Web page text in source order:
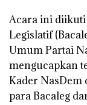
Acara ini diikuti
Legislatif
Umum Partai
mengucapkan
Kader NasDem
para Bacaleg